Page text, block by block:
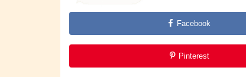
Facebook
Pinterest